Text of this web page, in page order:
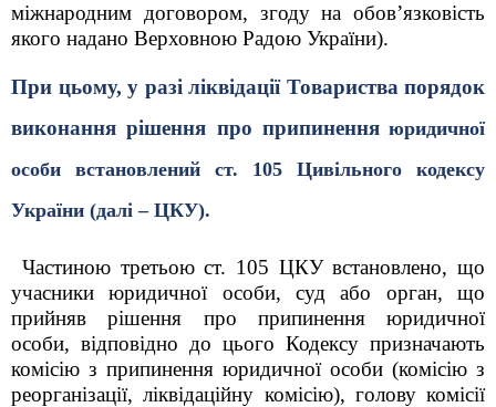
міжнародним договором, згоду на обов’язковість
якого надано Верховною Радою України).
При цьому, у разі ліквідації Товариства порядок
виконання рішення про припинення юридичної
особи встановлений ст. 105 Цивільного кодексу
України (далі – ЦКУ).
Частиною третьою ст. 105 ЦКУ встановлено, що
учасники юридичної особи, суд або орган, що
прийняв рішення про припинення юридичної
особи, відповідно до цього Кодексу призначають
комісію з припинення юридичної особи (комісію з
реорганізації, ліквідаційну комісію), голову комісії